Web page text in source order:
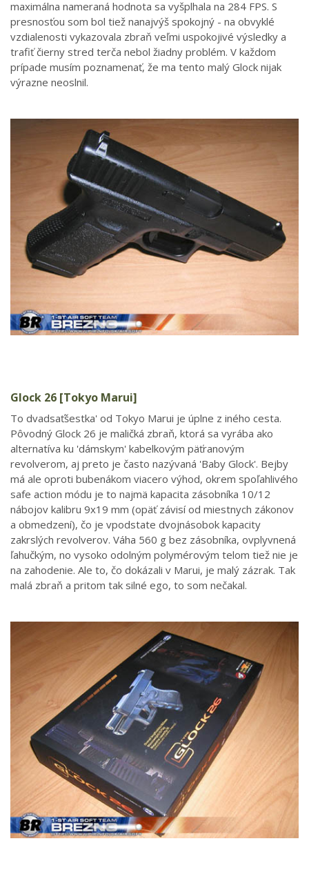
maximálna nameraná hodnota sa vyšplhala na 284 FPS. S
presnosťou som bol tiež nanajvýš spokojný - na obvyklé
vzdialenosti vykazovala zbraň veľmi uspokojivé výsledky a
trafiť čierny stred terča nebol žiadny problém. V každom
prípade musím poznamenať, že ma tento malý Glock nijak
výrazne neoslnil.
Glock 26 [Tokyo Marui]
To dvadsaťšestka' od Tokyo Marui je úplne z iného cesta.
Pôvodný Glock 26 je maličká zbraň, ktorá sa vyrába ako
alternatíva ku 'dámskym' kabelkovým päťranovým
revolverom, aj preto je často nazývaná 'Baby Glock'. Bejby
má ale oproti bubenákom viacero výhod, okrem spoľahlivého
safe action módu je to najmä kapacita zásobníka 10/12
nábojov kalibru 9x19 mm (opäť závisí od miestnych zákonov
a obmedzení), čo je vpodstate dvojnásobok kapacity
zakrslých revolverov. Váha 560 g bez zásobníka, ovplyvnená
ľahučkým, no vysoko odolným polymérovým telom tiež nie je
na zahodenie. Ale to, čo dokázali v Marui, je malý zázrak. Tak
malá zbraň a pritom tak silné ego, to som nečakal.